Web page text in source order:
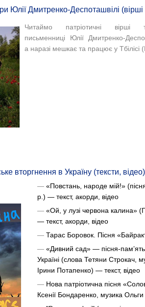
Юлiї Дмитренко-Деспоташвiлi (вірші
Читаймо патріотичні вірші
письменниці Юлiї Дмитренко-
а наразі мешкає та працює у Тбілісі
вторгнення в Україну (тексти, відео)
— «Повстань, народе мій!»
р.) — текст, акорди, відео
— «Ой, у лузі червона калина»
— текст, акорди, відео
— Тарас Боровок. Пісня
— «Дивний сад» — пісня-пам’ять
Україні (слова Тетяни Строкач,
Ірини Потапенко) — текст, відео
— Нова патріотична пісня
Ксенії Бондаренко, музика